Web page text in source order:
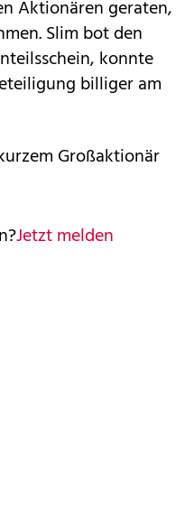
Aktionären geraten,
Slim bot den
konnte
billiger am
Großaktionär
Jetzt melden